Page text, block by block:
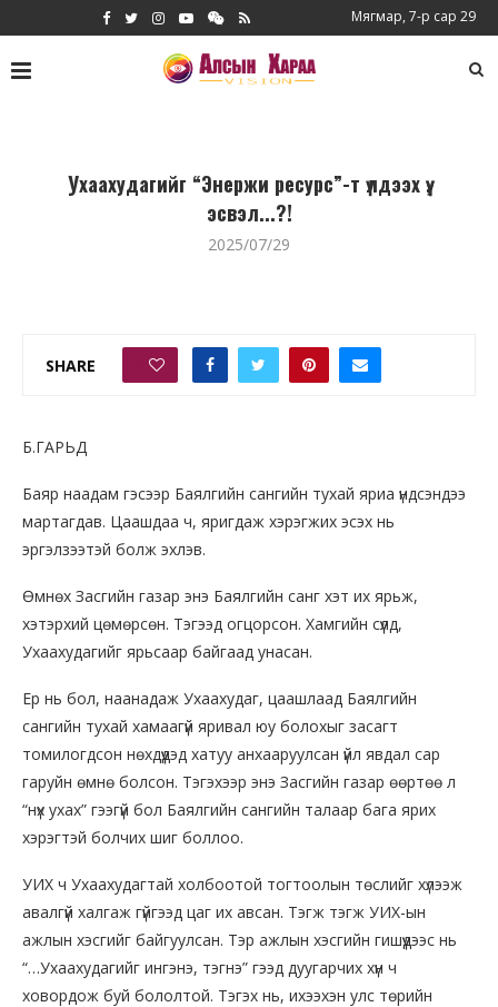
Мягмар, 7-р сар 29
Ухаахудагийг “Энержи ресурс”-т үлдээх үү,
эсвэл...?!
2025/07/29
SHARE
Б.ГАРЬД
Баяр наадам гэсээр Баялгийн сангийн тухай яриа үндсэндээ
мартагдав. Цаашдаа ч, яригдаж хэрэгжих эсэх нь
эргэлзээтэй болж эхлэв.
Өмнөх Засгийн газар энэ Баялгийн санг хэт их ярьж,
хэтэрхий цөмөрсөн. Тэгээд огцорсон. Хамгийн сүүлд,
Ухаахудагийг ярьсаар байгаад унасан.
Ер нь бол, наанадаж Ухаахудаг, цаашлаад Баялгийн
сангийн тухай хамаагүй яривал юу болохыг засагт
томилогдсон нөхдүүдэд хатуу анхааруулсан үйл явдал сар
гаруйн өмнө болсон. Тэгэхээр энэ Засгийн газар өөртөө л
“нүх ухах” гээгүй бол Баялгийн сангийн талаар бага ярих
хэрэгтэй болчих шиг боллоо.
УИХ ч Ухаахудагтай холбоотой тогтоолын төслийг хүлээж
авалгүй халгаж гүйгээд цаг их авсан. Тэгж тэгж УИХ-ын
ажлын хэсгийг байгуулсан. Тэр ажлын хэсгийн гишүүдээс нь
“…Ухаахудагийг ингэнэ, тэгнэ” гээд дуугарчих хүн ч
ховордож буй бололтой. Тэгэх нь, ихээхэн улс төрийн